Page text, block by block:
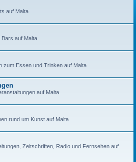
auf Malta
auf Malta
zum Essen und Trinken auf Malta
auf Malta
rund um Kunst auf Malta
Zeitschriften, Radio und Fernsehen auf